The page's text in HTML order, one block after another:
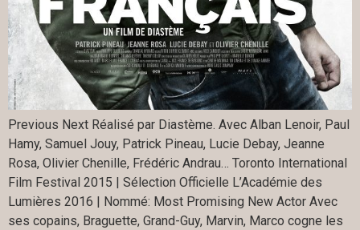
Previous Next Réalisé par Diastème. Avec Alban Lenoir, Paul
Hamy, Samuel Jouy, Patrick Pineau, Lucie Debay, Jeanne
Rosa, Olivier Chenille, Frédéric Andrau… Toronto International
Film Festival 2015 | Sélection Officielle L’Académie des
Lumières 2016 | Nommé: Most Promising New Actor Avec
ses copains, Braguette, Grand-Guy, Marvin, Marco cogne les